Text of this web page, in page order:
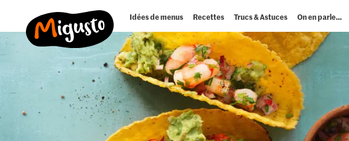
Idées de menus Recettes Trucs & Astuces On en parle…